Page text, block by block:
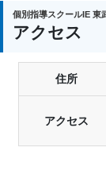
個別指導スクールIE 東
アクセス
住所
アクセス